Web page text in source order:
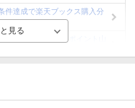
件達成で楽天ブックス購入分
条件達成で100万ポイント山